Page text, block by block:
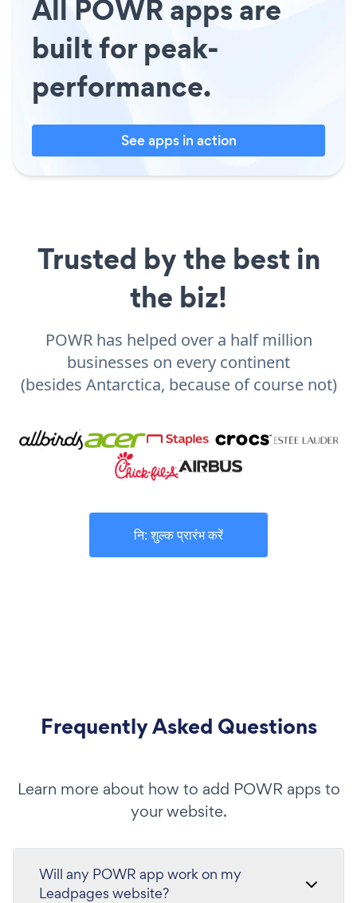
All POWR apps are
built for peak-
performance.
See apps in action
Trusted by the best in
the biz!
POWR has helped over a half million
businesses on every continent
(besides Antarctica, because of course not)
नि: शुल्क प्रारंभ करें
Frequently Asked Questions
Learn more about how to add POWR apps to
your website.
Will any POWR app work on my
Leadpages website?